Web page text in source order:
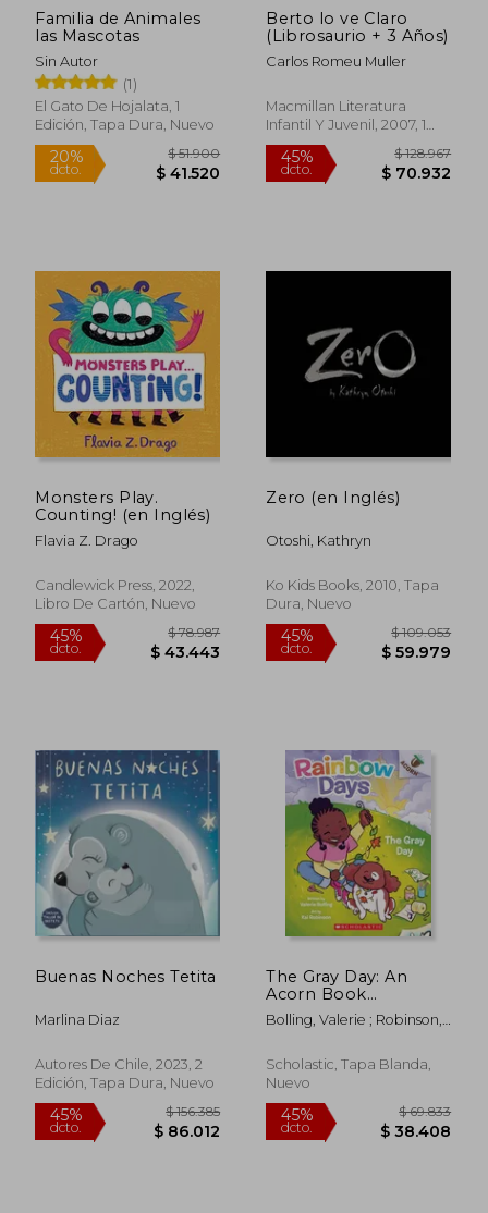
45%
dcto.
$ 116.814
$ 64.248
45%
dcto.
$
$
Familia de Animales
las Mascotas
Sin Autor
(1)
El Gato De Hojalata, 1
Edición, Tapa Dura, Nuevo
Rápido
Berto lo ve Claro
(Librosaurio + 3 Años)
Carlos Romeu Muller
Macmillan Literatura
Infantil Y Juvenil, 2007, 1
Edición, Libro De Cartón,
Usado
Monsters Play.
Counting! (en Inglés)
Flavia Z. Drago
Candlewick Press, 2022,
Libro De Cartón, Nuevo
Zero (en Inglés)
Otoshi, Kathryn
Ko Kids Books, 2010, Tapa
Dura, Nuevo
Buenas Noches Tetita
Marlina Diaz
Autores De Chile, 2023, 2
Edición, Tapa Dura, Nuevo
The Gray Day: An
Acorn Book
(Rainbow Days #1)
(en Inglés)
Bolling, Valerie ; Robinson,
Scholastic, Tapa Blanda,
Nuevo